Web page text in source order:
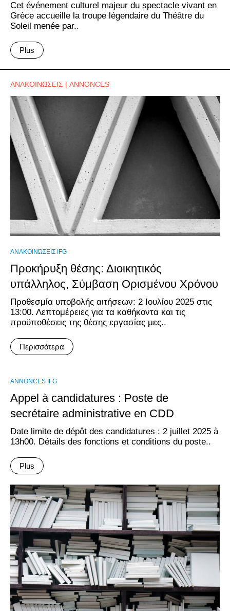
Cet événement culturel majeur du spectacle vivant en
Grèce accueille la troupe légendaire du Théâtre du
Soleil menée par..
Plus
ΑΝΑΚΟΙΝΩΣΕΙΣ | ANNONCES
ΑΝΑΚΟΙΝΏΣΕΙΣ IFG
Προκήρυξη θέσης: Διοικητικός
υπάλληλος, Σύμβαση Ορισμένου Χρόνου
Προθεσμία υποβολής αιτήσεων: 2 Ιουλίου 2025 στις
13:00. Λεπτομέρειες για τα καθήκοντα και τις
προϋποθέσεις της θέσης εργασίας μες..
Περισσότερα
ANNONCES IFG
Appel à candidatures : Poste de
secrétaire administrative en CDD
Date limite de dépôt des candidatures : 2 juillet 2025 à
13h00. Détails des fonctions et conditions du poste..
Plus